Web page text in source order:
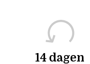
14 dagen